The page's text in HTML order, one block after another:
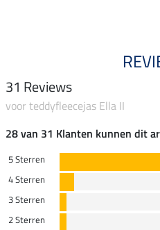
31 Reviews
voor teddyfleecejas Ella II
28 van 31 Klanten kunnen dit
5 Sterren
4 Sterren
3 Sterren
2 Sterren